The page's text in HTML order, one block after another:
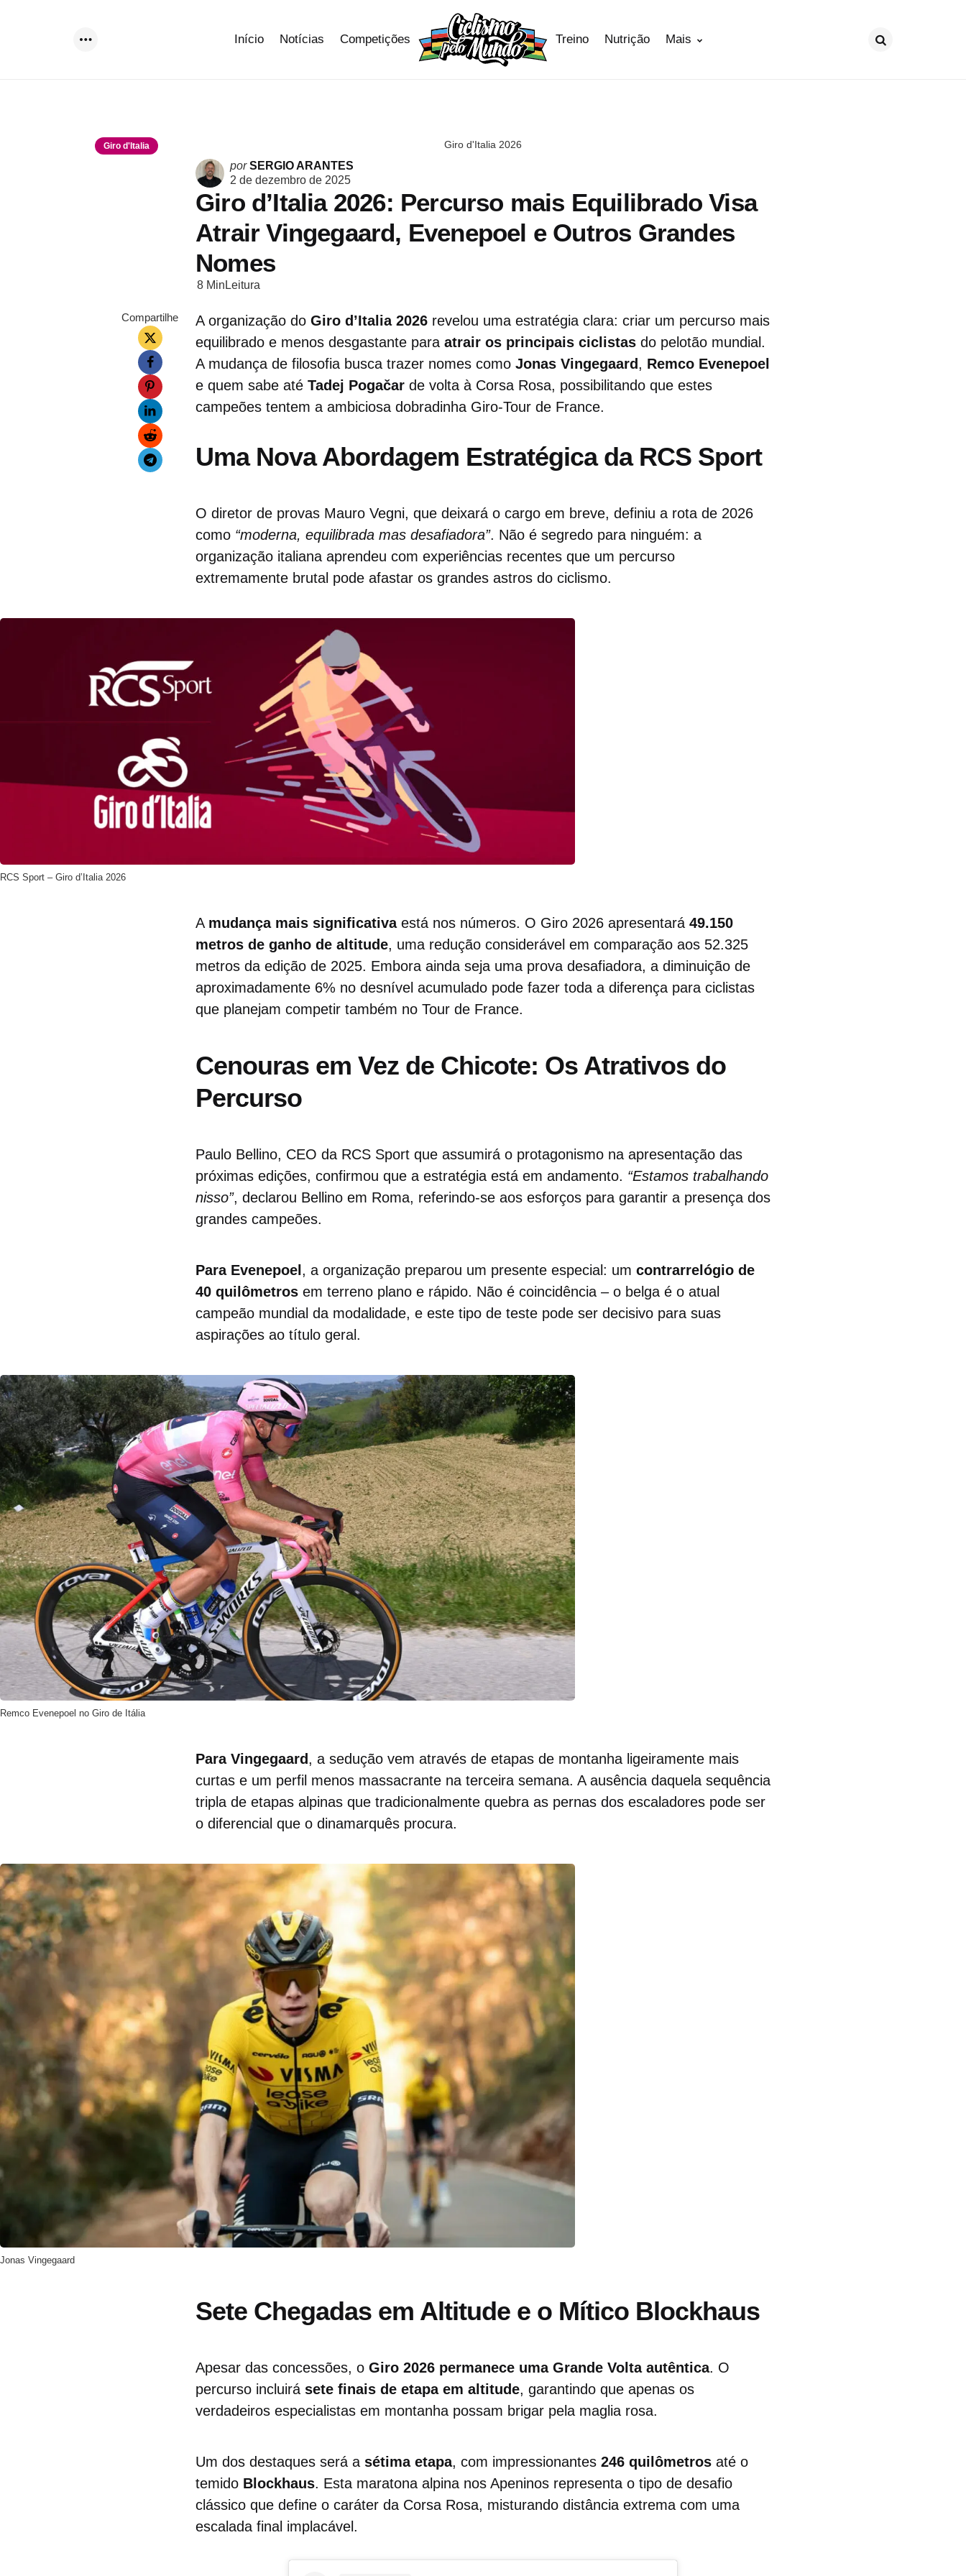
Início Notícias Competições Treino Nutrição Mais
Giro d'Italia Giro d'Italia 2026
Postado
por
porSERGIO ARANTES
2 de dezembro de 2025
Giro d’Italia 2026: Percurso mais Equilibrado Visa
Atrair Vingegaard, Evenepoel e Outros Grandes
Nomes
8 Min Leitura
Compartilhe A organização do Giro d’Italia 2026 revelou uma estratégia clara: criar um percurso mais
equilibrado e menos desgastante para atrair os principais ciclistas do pelotão mundial.
A mudança de filosofia busca trazer nomes como Jonas Vingegaard , Remco Evenepoel
e quem sabe até Tadej Pogačar de volta à Corsa Rosa, possibilitando que estes
campeões tentem a ambiciosa dobradinha Giro-Tour de France.
Uma Nova Abordagem Estratégica da RCS Sport
O diretor de provas Mauro Vegni, que deixará o cargo em breve, definiu a rota de 2026
como “moderna, equilibrada mas desafiadora”. Não é segredo para ninguém: a
organização italiana aprendeu com experiências recentes que um percurso
extremamente brutal pode afastar os grandes astros do ciclismo.
RCS Sport – Giro d’Italia 2026
A mudança mais significativaestá nos números. O Giro 2026 apresentará 49.150
metros de ganho de altitude, uma redução considerável em comparação aos 52.325
metros da edição de 2025. Embora ainda seja uma prova desafiadora, a diminuição de
aproximadamente 6% no desnível acumulado pode fazer toda a diferença para ciclistas
que planejam competir também no Tour de France.
Cenouras em Vez de Chicote: Os Atrativos do
Percurso
Paulo Bellino, CEO da RCS Sport que assumirá o protagonismo na apresentação das
próximas edições, confirmou que a estratégia está em andamento. “Estamos trabalhando
nisso”, declarou Bellino em Roma, referindo-se aos esforços para garantir a presença dos
grandes campeões.
Para Evenepoel , a organização preparou um presente especial: um contrarrelógio de
40 quilômetros em terreno plano e rápido. Não é coincidência – o belga é o atual
campeão mundial da modalidade, e este tipo de teste pode ser decisivo para suas
aspirações ao título geral.
Remco Evenepoel no Giro de Itália
Para Vingegaard , a sedução vem através de etapas de montanha ligeiramente mais
curtas e um perfil menos massacrante na terceira semana. A ausência daquela sequência
tripla de etapas alpinas que tradicionalmente quebra as pernas dos escaladores pode ser
o diferencial que o dinamarquês procura.
Jonas Vingegaard
Sete Chegadas em Altitude e o Mítico Blockhaus
Apesar das concessões, o Giro 2026 permanece uma Grande Volta autêntica. O
percurso incluirá sete finais de etapa em altitude, garantindo que apenas os
verdadeiros especialistas em montanha possam brigar pela maglia rosa.
Um dos destaques será a sétima etapa, com impressionantes 246 quilômetros até o
temido Blockhaus. Esta maratona alpina nos Apeninos representa o tipo de desafio
clássico que define o caráter da Corsa Rosa, misturando distância extrema com uma
escalada final implacável.